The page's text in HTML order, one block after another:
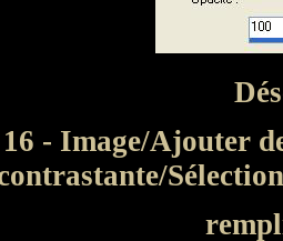
16 - Image/Ajouter